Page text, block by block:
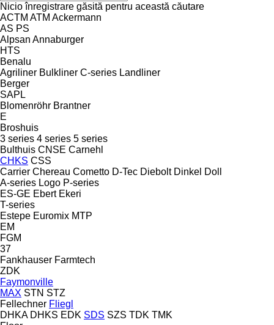
Nicio înregistrare găsită pentru această căutare
ACTM ATM Ackermann
AS PS
Alpsan Annaburger
HTS
Benalu
Agriliner Bulkliner C-series Landliner
Berger
SAPL
Blomenröhr Brantner
E
Broshuis
3 series 4 series 5 series
Bulthuis CNSE Carnehl
CHKS CSS
Carrier Chereau Cometto D-Tec Diebolt Dinkel Doll
A-series Logo P-series
ES-GE Ebert Ekeri
T-series
Estepe Euromix MTP
EM
FGM
37
Fankhauser Farmtech
ZDK
Faymonville
MAX STN STZ
Fellechner Fliegl
DHKA DHKS EDK SDS SZS TDK TMK